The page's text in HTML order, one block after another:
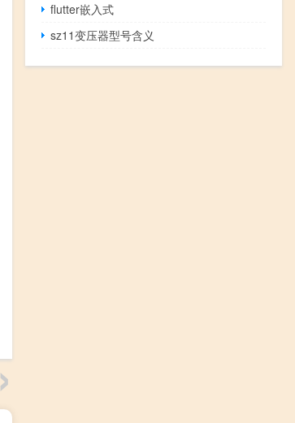
flutter嵌入式
sz11变压器型号含义